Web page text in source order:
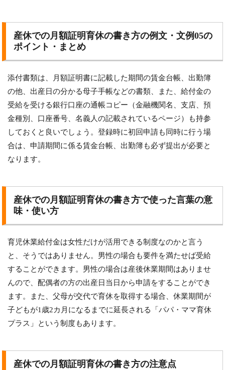
産休での月額証明育休の書き方の例文・文例05の
ポイント・まとめ
添付書類は、月額証明書に記載した期間の賃金台帳、出勤簿
の他、出産日の分かる母子手帳などの書類、また、給付金の
受給を受ける銀行口座の通帳コピー（金融機関名、支店、預
金種別、口座番号、名義人の記載されているページ）も持参
しておくと良いでしょう。登録時に初回申請も同時に行う場
合は、申請期間に係る賃金台帳、出勤簿も必ず提出が必要と
なります。
産休での月額証明育休の書き方で使った言葉の意
味・使い方
育児休業給付金は女性だけが活用できる制度なのかと言う
と、そうではありません。男性の場合も要件を満たせば受給
することができます。男性の場合は産後休業期間はありませ
んので、配偶者の方の出産日当日から申請をすることができ
ます。また、父母が交代で育休を取得する場合、休業期間が
子どもが1歳2カ月になるまでに延長される「パパ・ママ育休
プラス」という制度もあります。
産休での月額証明育休の書き方の注意点